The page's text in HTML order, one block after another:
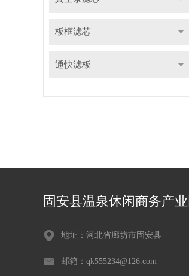
板框滤芯
通快滤板
固安县温泉休闲商务产
地址：河北省廊坊市固安县
邮箱：qk555234@126.com